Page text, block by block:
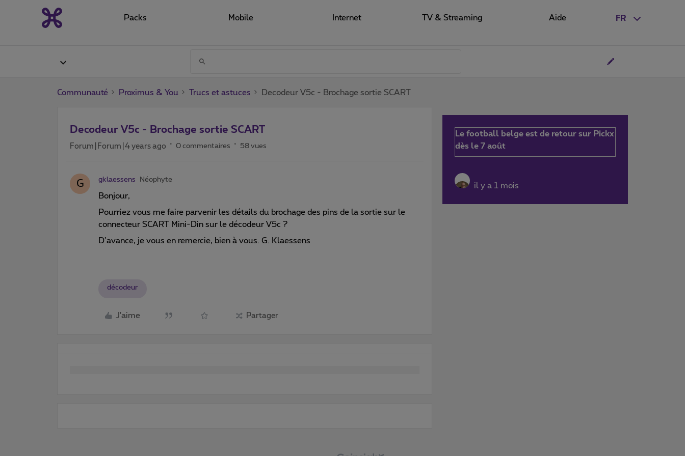
FR
Packs Mobile Internet TV & Streaming Aide
Communauté Proximus & You Trucs et astuces Decodeur V5c - Brochage sortie SCART
Decodeur V5c - Brochage sortie SCART
Forum|Forum|4 years ago 0 commentaires 58 vues
G gklaessens Néophyte
Bonjour,
Pourriez vous me faire parvenir les détails du brochage des pins de la sortie sur le
connecteur SCART Mini-Din sur le décodeur V5c ?
D’avance, je vous en remercie, bien à vous. G. Klaessens
décodeur
J'aime Partager
Le football belge est de retour sur Pickx
dès le 7 août
il y a 1 mois